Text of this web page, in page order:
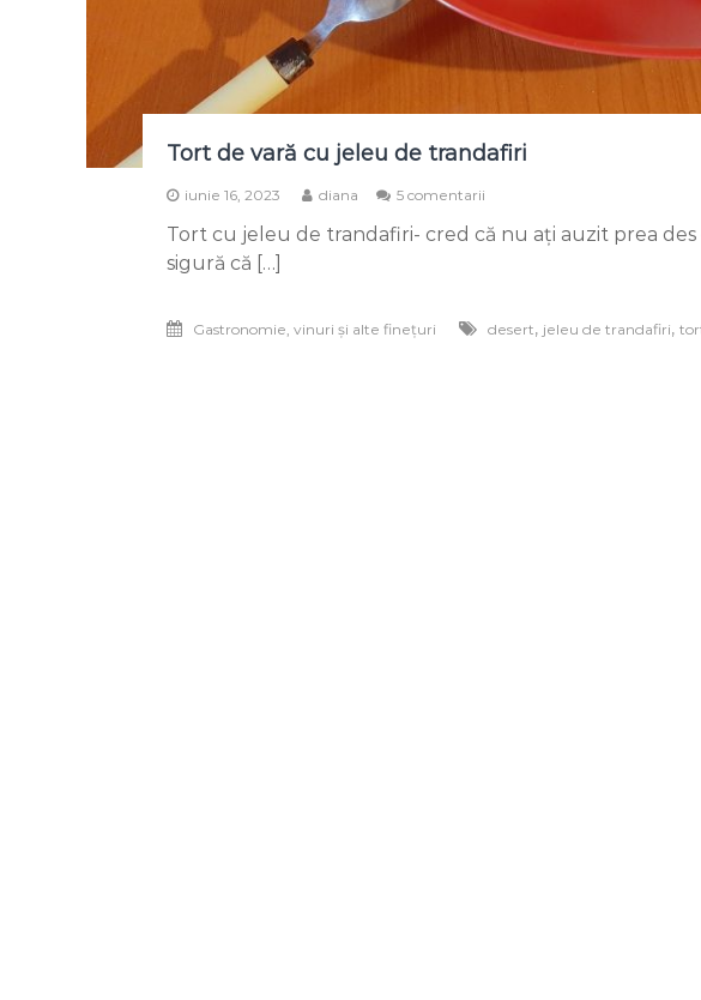
Tort de vară cu jeleu de trandafiri
iunie 16, 2023 diana 5 comentarii
de
de
Tort cu jeleu de trandafiri- cred că nu ați auzit prea
sigură că […]
Gastronomie, vinuri și alte finețuri desert, jeleu de trandafiri,